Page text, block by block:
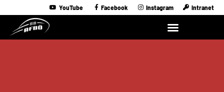
YouTube Facebook Instagram Intranet